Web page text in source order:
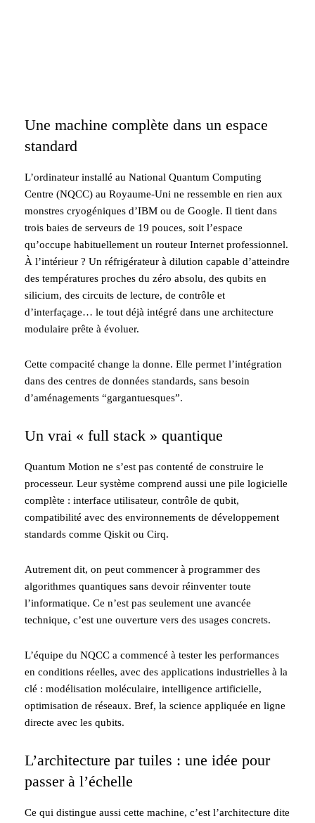
Une machine complète dans un espace
standard
L’ordinateur installé au National Quantum Computing
Centre (NQCC) au Royaume-Uni ne ressemble en rien aux
monstres cryogéniques d’IBM ou de Google. Il tient dans
trois baies de serveurs de 19 pouces, soit l’espace
qu’occupe habituellement un routeur Internet professionnel.
À l’intérieur ? Un réfrigérateur à dilution capable d’atteindre
des températures proches du zéro absolu, des qubits en
silicium, des circuits de lecture, de contrôle et
d’interfaçage… le tout déjà intégré dans une architecture
modulaire prête à évoluer.
Cette compacité change la donne. Elle permet l’intégration
dans des centres de données standards, sans besoin
d’aménagements “gargantuesques”.
Un vrai « full stack » quantique
Quantum Motion ne s’est pas contenté de construire le
processeur. Leur système comprend aussi une pile logicielle
complète : interface utilisateur, contrôle de qubit,
compatibilité avec des environnements de développement
standards comme Qiskit ou Cirq.
Autrement dit, on peut commencer à programmer des
algorithmes quantiques sans devoir réinventer toute
l’informatique. Ce n’est pas seulement une avancée
technique, c’est une ouverture vers des usages concrets.
L’équipe du NQCC a commencé à tester les performances
en conditions réelles, avec des applications industrielles à la
clé : modélisation moléculaire, intelligence artificielle,
optimisation de réseaux. Bref, la science appliquée en ligne
directe avec les qubits.
L’architecture par tuiles : une idée pour
passer à l’échelle
Ce qui distingue aussi cette machine, c’est l’architecture dite